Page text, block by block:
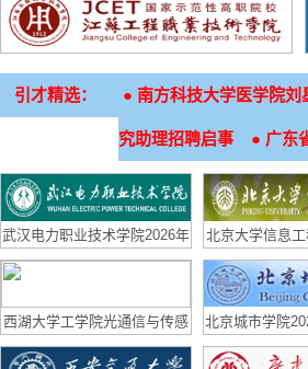
引才精选： ● 南方科技大学医学院刘
究助理招聘启事 ● 广东
武汉电力职业技术学院2026年
招生章程
北京大学信息
聘
西湖大学工学院光通信与传感
实验室（副）研究员招聘启事
北京城市学院